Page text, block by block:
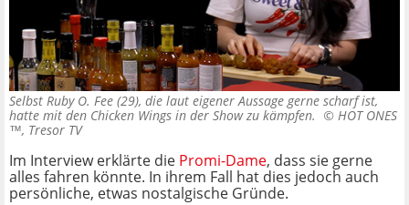
Selbst Ruby O. Fee (29), die laut eigener Aussage gerne scharf ist,
hatte mit den Chicken Wings in der Show zu kämpfen. © HOT ONES
™, Tresor TV
Im Interview erklärte die Promi-Dame, dass sie gerne
alles fahren könnte. In ihrem Fall hat dies jedoch auch
persönliche, etwas nostalgische Gründe.